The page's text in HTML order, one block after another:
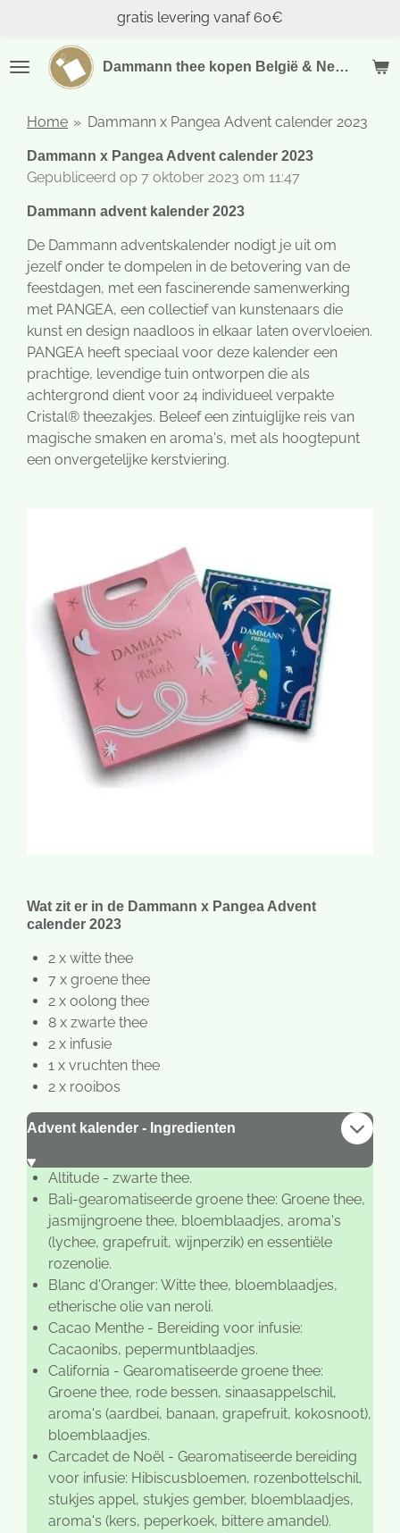
naar
Dammann thee kopen België & Nederland
gratis levering vanaf 60€
Home » Dammann x Pangea Advent calender 2023
Dammann x Pangea Advent calender 2023
Gepubliceerd op 7 oktober 2023 om 11:47
Dammann advent kalender 2023
De Dammann adventskalender nodigt je uit om
jezelf onder te dompelen in de betovering van de
feestdagen, met een fascinerende samenwerking
met PANGEA, een collectief van kunstenaars die
kunst en design naadloos in elkaar laten overvloeien.
PANGEA heeft speciaal voor deze kalender een
prachtige, levendige tuin ontworpen die als
achtergrond dient voor 24 individueel verpakte
Cristal® theezakjes. Beleef een zintuiglijke reis van
magische smaken en aroma's, met als hoogtepunt
een onvergetelijke kerstviering.
Wat zit er in de Dammann x Pangea Advent
calender 2023
2 x witte thee
7 x groene thee
2 x oolong thee
8 x zwarte thee
2 x infusie
1 x vruchten thee
2 x rooibos
Advent kalender - Ingredienten
Altitude - zwarte thee.
Bali-gearomatiseerde groene thee: Groene thee,
jasmijngroene thee, bloemblaadjes, aroma's
(lychee, grapefruit, wijnperzik) en essentiële
rozenolie.
Blanc d'Oranger: Witte thee, bloemblaadjes,
etherische olie van neroli.
Cacao Menthe - Bereiding voor infusie:
Cacaonibs, pepermuntblaadjes.
California - Gearomatiseerde groene thee:
Groene thee, rode bessen, sinaasappelschil,
aroma's (aardbei, banaan, grapefruit, kokosnoot),
bloemblaadjes.
Carcadet de Noël - Gearomatiseerde bereiding
voor infusie: Hibiscusbloemen, rozenbottelschil,
stukjes appel, stukjes gember, bloemblaadjes,
aroma's (kers, peperkoek, bittere amandel).